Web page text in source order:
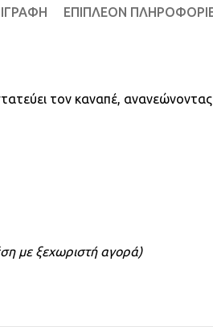
ΕΠΙΠΛΈΟΝ
τον καναπέ,
με ξεχωριστή αγορά)